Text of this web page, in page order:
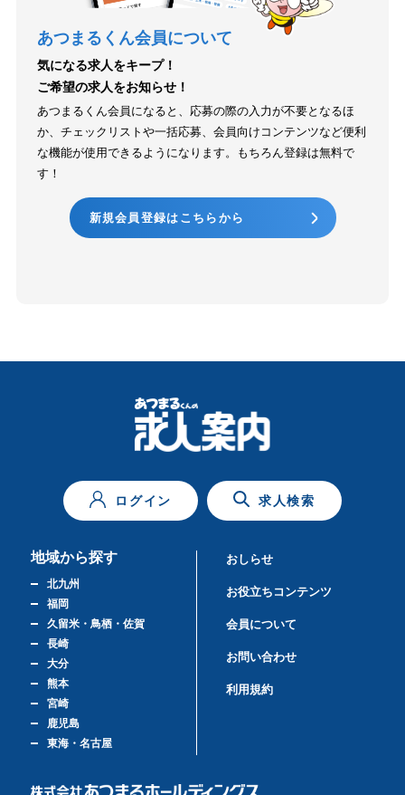
あつまるくん会員について
気になる求人をキープ！
ご希望の求人をお知らせ！
あつまるくん会員になると、応募の際の入力が不要となるほ
か、チェックリストや一括応募、会員向けコンテンツなど便利
な機能が使用できるようになります。もちろん登録は無料で
す！
新規会員登録はこちらから
ログイン 求人検索
地域から探す
北九州
福岡
久留米・鳥栖・佐賀
長崎
大分
熊本
宮崎
鹿児島
東海・名古屋
おしらせ
お役立ちコンテンツ
会員について
お問い合わせ
利用規約